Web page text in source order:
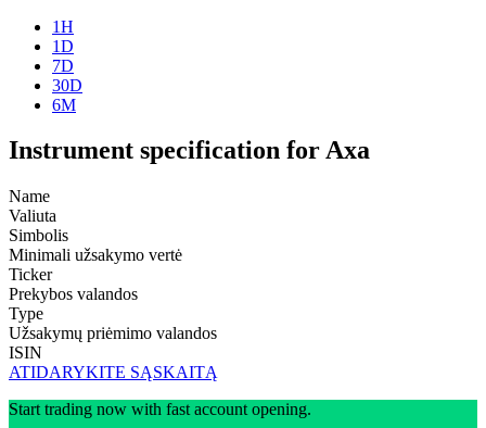
1H
1D
7D
30D
6M
Instrument specification for Axa
Name
Valiuta
Simbolis
Minimali užsakymo vertė
Ticker
Prekybos valandos
Type
Užsakymų priėmimo valandos
ISIN
ATIDARYKITE SĄSKAITĄ
Start trading now with fast account opening.